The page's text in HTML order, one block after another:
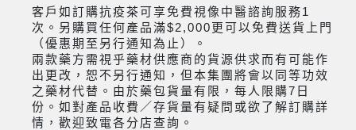
客戶如訂購抗疫茶可享免費視像中醫諮詢服務1
次。另購買任何產品滿$2,000更可以免費送貨上門
（優惠期至另行通知為止）。
兩款藥方需視乎藥材供應商的貨源供求而有可能作
出更改，恕不另行通知，但本集團將會以同等功效
之藥材代替。由於藥包貨量有限，每人限購7日
份。如對產品收費／存貨量有疑問或欲了解訂購詳
情，歡迎致電各分店查詢。